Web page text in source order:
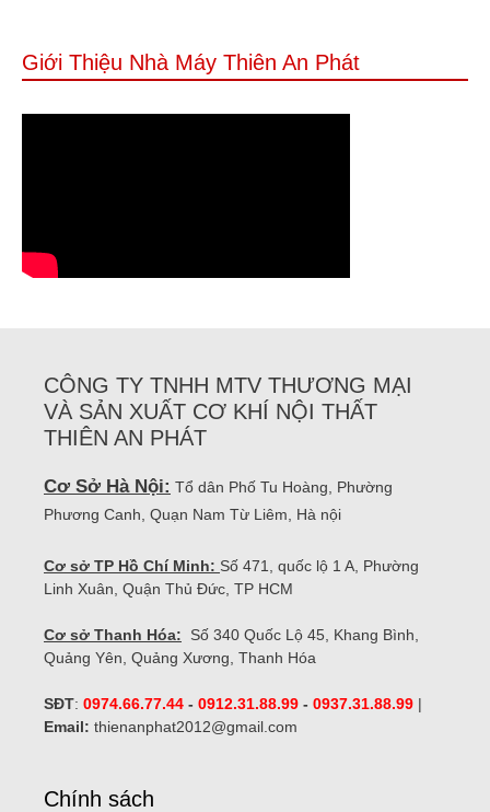
Giới Thiệu Nhà Máy Thiên An Phát
CÔNG TY TNHH MTV THƯƠNG MẠI
VÀ SẢN XUẤT CƠ KHÍ NỘI THẤT
THIÊN AN PHÁT
Cơ Sở Hà Nội: Tổ dân Phố Tu Hoàng, Phường
Phương Canh, Quạn Nam Từ Liêm, Hà nội
Cơ sở TP Hồ Chí Minh: Số 471, quốc lộ 1 A, Phường
Linh Xuân, Quận Thủ Đức, TP HCM
Cơ sở Thanh Hóa: Số 340 Quốc Lộ 45, Khang Bình,
Quảng Yên, Quảng Xương, Thanh Hóa
SĐT: 0974.66.77.44 - 0912.31.88.99 - 0937.31.88.99 |
Email: thienanphat2012@gmail.com
Chính sách